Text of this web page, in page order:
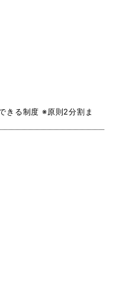
きる制度 ※原則2分割ま